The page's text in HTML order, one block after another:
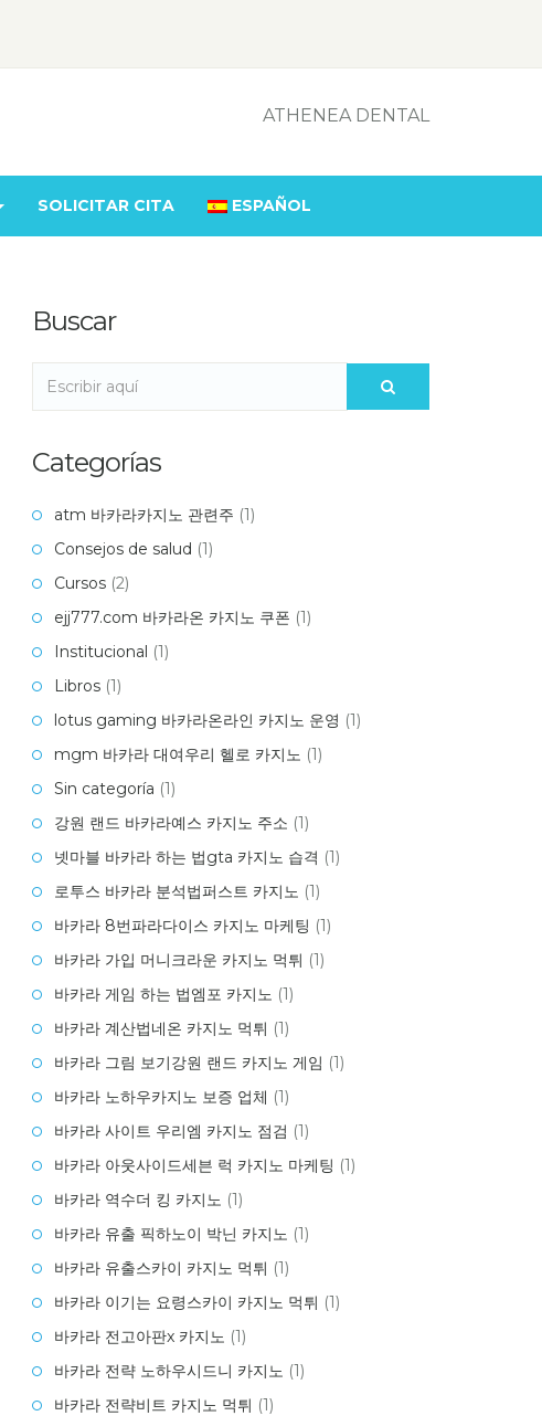
ATHENEA DENTAL
SOLICITAR CITA ESPAÑOL
Buscar
Categorías
atm 바카라카지노 관련주 (1)
Consejos de salud (1)
Cursos (2)
ejj777.com 바카라온 카지노 쿠폰 (1)
Institucional (1)
Libros (1)
lotus gaming 바카라온라인 카지노 운영 (1)
mgm 바카라 대여우리 헬로 카지노 (1)
Sin categoría (1)
강원 랜드 바카라예스 카지노 주소 (1)
넷마블 바카라 하는 법gta 카지노 습격 (1)
로투스 바카라 분석법퍼스트 카지노 (1)
바카라 8번파라다이스 카지노 마케팅 (1)
바카라 가입 머니크라운 카지노 먹튀 (1)
바카라 게임 하는 법엠포 카지노 (1)
바카라 계산법네온 카지노 먹튀 (1)
바카라 그림 보기강원 랜드 카지노 게임 (1)
바카라 노하우카지노 보증 업체 (1)
바카라 사이트 우리엠 카지노 점검 (1)
바카라 아웃사이드세븐 럭 카지노 마케팅 (1)
바카라 역수더 킹 카지노 (1)
바카라 유출 픽하노이 박닌 카지노 (1)
바카라 유출스카이 카지노 먹튀 (1)
바카라 이기는 요령스카이 카지노 먹튀 (1)
바카라 전고아판x 카지노 (1)
바카라 전략 노하우시드니 카지노 (1)
바카라 전략비트 카지노 먹튀 (1)